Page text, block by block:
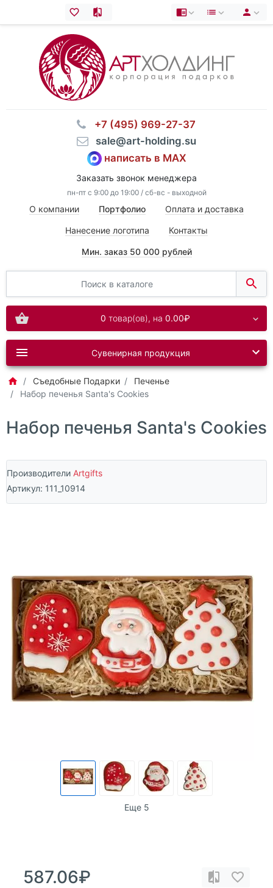
⠀+7 (495) 969-27-37
⠀sale@art-holding.su
написать в MAX
Заказать звонок менеджера
пн-пт с 9:00 до 19:00 / сб-вс - выходной
О компании Портфолио Оплата и доставка
Нанесение логотипа Контакты
Мин. заказ 50 000 рублей
0 товар(ов), на 0.00₽
Сувенирная продукция
Съедобные Подарки
Печенье
Набор печенья Santa's Cookies
Набор печенья Santa's Cookies
Производители Artgifts
Артикул: 111_10914
Еще 5
587.06₽